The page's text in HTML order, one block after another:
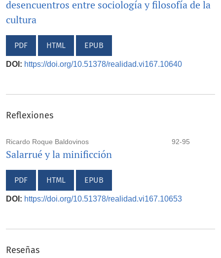
desencuentros entre sociología y filosofía de la
cultura
PDF HTML EPUB
DOI: https://doi.org/10.51378/realidad.vi167.10640
Reflexiones
Ricardo Roque Baldovinos 92-95
Salarrué y la minificción
PDF HTML EPUB
DOI: https://doi.org/10.51378/realidad.vi167.10653
Reseñas